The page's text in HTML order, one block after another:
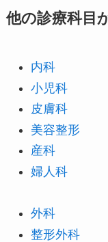
他の診療科目
内科
小児科
皮膚科
美容整形
産科
婦人科
外科
整形外科